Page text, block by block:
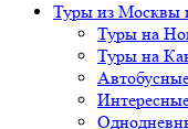
Туры из Москвы
Туры на
Туры на